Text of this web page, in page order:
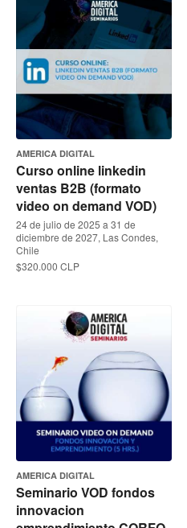
AMERICA DIGITAL
Curso online linkedin
ventas B2B (formato
video on demand VOD)
24 de julio de 2025 a 31 de
diciembre de 2027, Las Condes,
Chile
$320.000 CLP
AMERICA DIGITAL
Seminario VOD fondos
innovacion